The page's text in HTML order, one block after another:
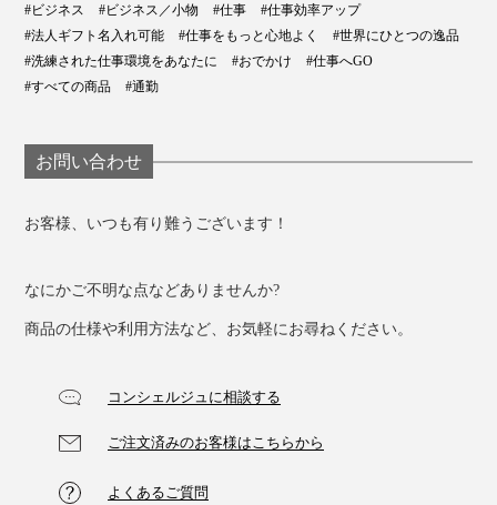
ャケットにも、カジュアルなカットソーにも、しっくり
合います。
ストラップには、万が一、何かに挟まれたり、ひっぱら
れたりした時に分割して外れる、セーフティーパーツつ
き。
『Orbitkey IDカードホルダー・プロ』で、仕事の日も、
#ビジネス #ビジネス／小物 #仕事
#仕事効率アップ
#法人ギフト名入れ可能
#仕事をもっと心地よく
#世界にひとつの逸品
#洗練された仕事環境をあなたに
#おでかけ
#仕事へGO
#すべての商品
#通勤
お問い合わせ
お客様、いつも有り難うございます！
なにかご不明な点などありませんか?
商品の仕様や利用方法など、お気軽にお尋ねください。
コンシェルジュに相談する
ご注文済みのお客様はこちらから
よくあるご質問